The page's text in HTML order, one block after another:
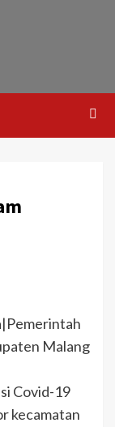
Malang
Covid-19
kecamatan